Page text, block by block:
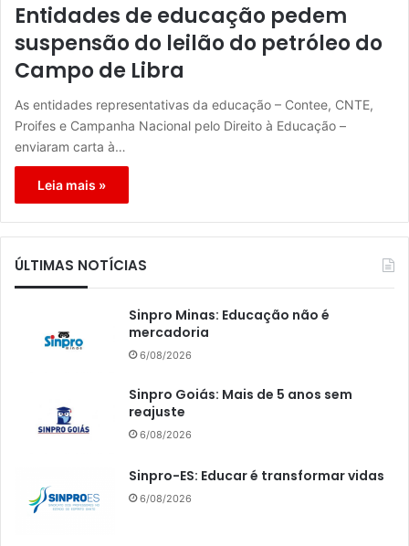
Entidades de educação pedem
suspensão do leilão do petróleo do
Campo de Libra
As entidades representativas da educação – Contee, CNTE,
Proifes e Campanha Nacional pelo Direito à Educação –
enviaram carta à…
Leia mais »
ÚLTIMAS NOTÍCIAS
Sinpro Minas: Educação não é
mercadoria
6/08/2026
Sinpro Goiás: Mais de 5 anos sem
reajuste
6/08/2026
Sinpro-ES: Educar é transformar vidas
6/08/2026